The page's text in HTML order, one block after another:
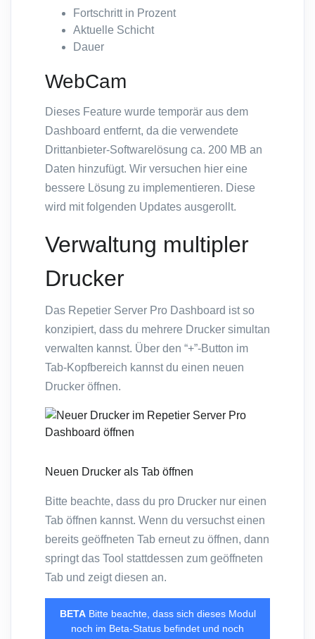
Fortschritt in Prozent
Aktuelle Schicht
Dauer
WebCam
Dieses Feature wurde temporär aus dem
Dashboard entfernt, da die verwendete
Drittanbieter-Softwarelösung ca. 200 MB an
Daten hinzufügt. Wir versuchen hier eine
bessere Lösung zu implementieren. Diese
wird mit folgenden Updates ausgerollt.
Verwaltung multipler
Drucker
Das Repetier Server Pro Dashboard ist so
konzipiert, dass du mehrere Drucker simultan
verwalten kannst. Über den “+”-Button im
Tab-Kopfbereich kannst du einen neuen
Drucker öffnen.
Neuen Drucker als Tab öffnen
Bitte beachte, dass du pro Drucker nur einen
Tab öffnen kannst. Wenn du versuchst einen
bereits geöffneten Tab erneut zu öffnen, dann
springt das Tool stattdessen zum geöffneten
Tab und zeigt diesen an.
BETABitte beachte, dass sich dieses Modul
noch im Beta-Status befindet und noch